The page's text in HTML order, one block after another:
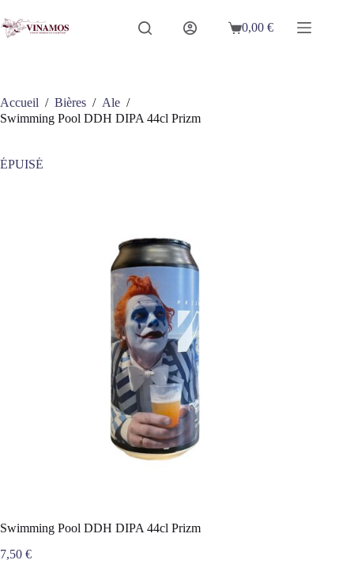
au
contenu
Panier
0,00€
Accueil / Bières / Ale /
Swimming Pool DDH DIPA 44cl Prizm
ÉPUISÉ
Swimming Pool DDH DIPA 44cl Prizm
7,50 €